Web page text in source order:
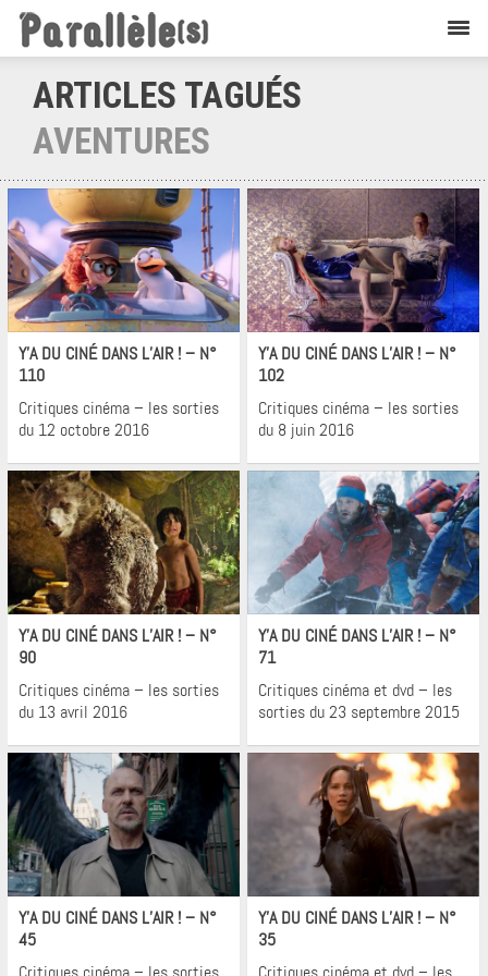
ARTICLES TAGUÉS
AVENTURES
Cinéma
Y’A DU CINÉ DANS L’AIR ! – N°
110
Critiques cinéma – les sorties
du 12 octobre 2016
Cinéma
Y’A DU CINÉ DANS L’AIR ! – N°
102
Critiques cinéma – les sorties
du 8 juin 2016
Cinéma
Y’A DU CINÉ DANS L’AIR ! – N°
90
Critiques cinéma – les sorties
du 13 avril 2016
Cinéma
Y’A DU CINÉ DANS L’AIR ! – N°
71
Critiques cinéma et dvd – les
sorties du 23 septembre 2015
Cinéma
Y’A DU CINÉ DANS L’AIR ! – N°
45
Y’A DU CINÉ DANS L’AIR ! – N°
35